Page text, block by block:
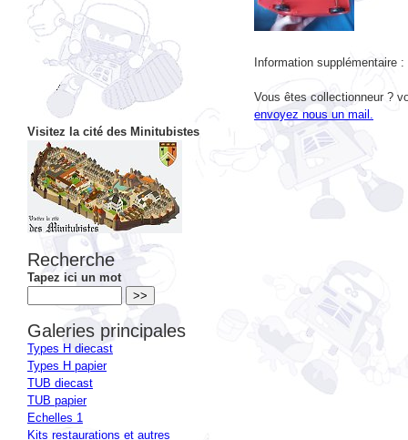
Information supplémentaire :
Vous êtes collectionneur ?
envoyez nous un mail.
Visitez la cité des Minitubistes
Recherche
Tapez ici un mot
Galeries principales
Types H diecast
Types H papier
TUB diecast
TUB papier
Echelles 1
Kits restaurations et autres
transformations